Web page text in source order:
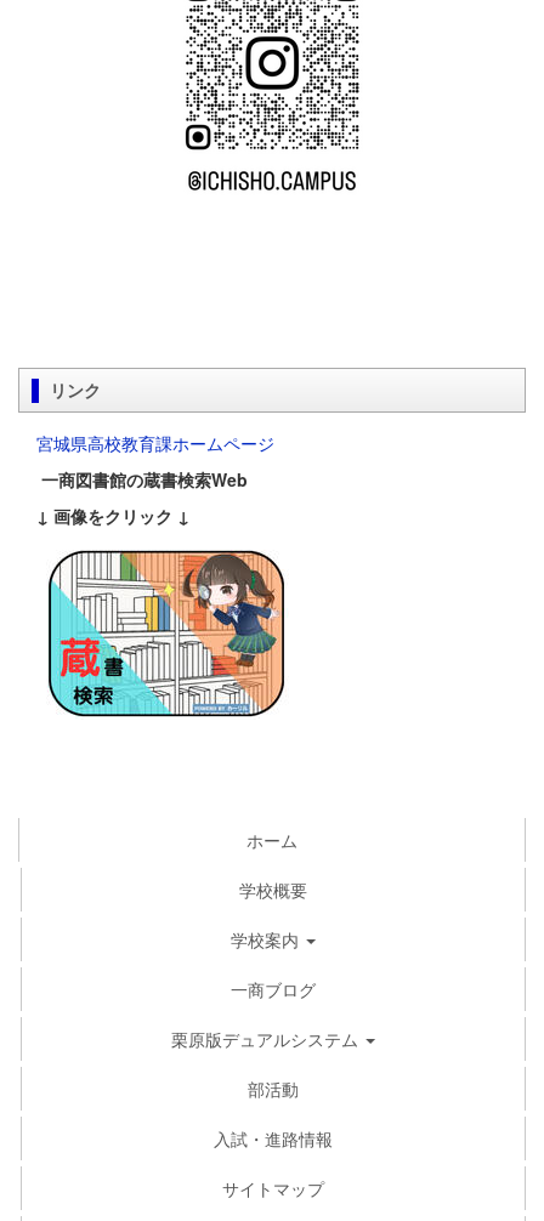
リンク
宮城県高校教育課ホームページ
一商図書館の蔵書検索Web
↓ 画像をクリック ↓
ホーム
学校概要
学校案内
一商ブログ
栗原版デュアルシステム
部活動
入試・進路情報
サイトマップ